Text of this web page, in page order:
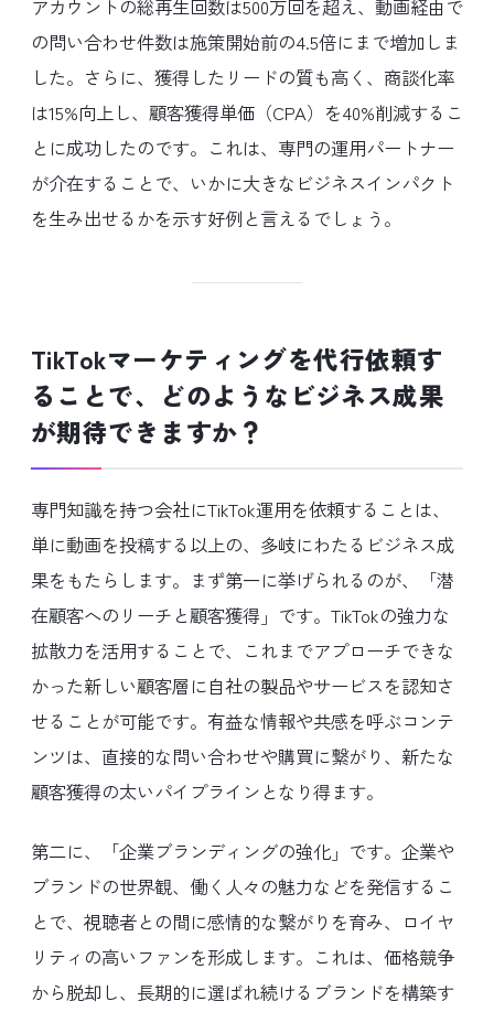
アカウントの総再生回数は500万回を超え、動画経由で
の問い合わせ件数は施策開始前の4.5倍にまで増加しま
した。さらに、獲得したリードの質も高く、商談化率
は15%向上し、顧客獲得単価（CPA）を40%削減するこ
とに成功したのです。これは、専門の運用パートナー
が介在することで、いかに大きなビジネスインパクト
を生み出せるかを示す好例と言えるでしょう。
TikTokマーケティングを代行依頼す
ることで、どのようなビジネス成果
が期待できますか？
専門知識を持つ会社にTikTok運用を依頼することは、
単に動画を投稿する以上の、多岐にわたるビジネス成
果をもたらします。まず第一に挙げられるのが、「潜
在顧客へのリーチと顧客獲得」です。TikTokの強力な
拡散力を活用することで、これまでアプローチできな
かった新しい顧客層に自社の製品やサービスを認知さ
せることが可能です。有益な情報や共感を呼ぶコンテ
ンツは、直接的な問い合わせや購買に繋がり、新たな
顧客獲得の太いパイプラインとなり得ます。
第二に、「企業ブランディングの強化」です。企業や
ブランドの世界観、働く人々の魅力などを発信するこ
とで、視聴者との間に感情的な繋がりを育み、ロイヤ
リティの高いファンを形成します。これは、価格競争
から脱却し、長期的に選ばれ続けるブランドを構築す